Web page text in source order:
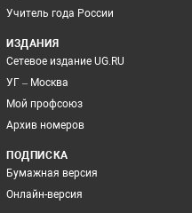
Учитель года России
ИЗДАНИЯ
Сетевое издание UG.RU
УГ – Москва
Мой профсоюз
Архив номеров
ПОДПИСКА
Бумажная версия
Онлайн-версия